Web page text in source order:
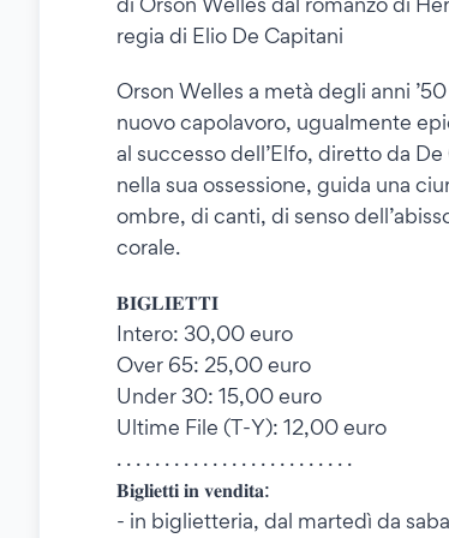
regia di Elio De Capitani
Orson Welles a metà degli anni
nuovo capolavoro, ugualmente
al successo dell’Elfo, diretto da
nella sua ossessione, guida una
ombre, di canti, di senso
corale.
𝐁𝐈𝐆𝐋𝐈𝐄𝐓𝐓𝐈
Intero: 30,00 euro
Over 65: 25,00 euro
Under 30: 15,00 euro
Ultime File (T-Y): 12,00 euro
. . . . . . . . . . . . . . . . . . . . . . . . .
𝐁𝐢𝐠𝐥𝐢𝐞𝐭𝐭𝐢 𝐢𝐧 𝐯𝐞𝐧𝐝𝐢𝐭𝐚:
- in biglietteria, dal martedì da